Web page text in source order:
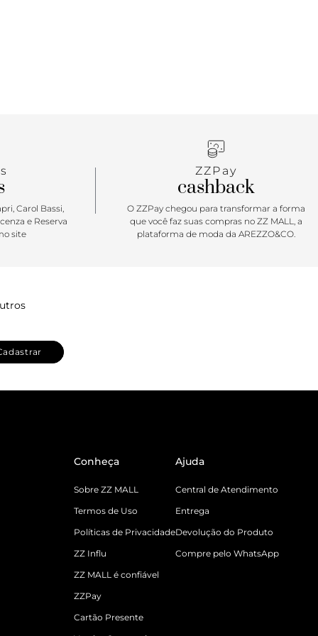
Carol Bassi,
e Reserva
site
ZZPay
cashback
O ZZPay chegou para transformar a forma
que você faz suas compras no ZZ MALL, a
plataforma de moda da AREZZO&CO.
Conheça
Sobre ZZ MALL
Termos de Uso
Políticas de Privacidade
ZZ Influ
ZZ MALL é confiável
ZZPay
Cartão Presente
Ajuda
Central de Atendimento
Entrega
Devolução do Produto
Compre pelo WhatsApp